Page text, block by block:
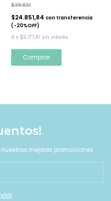
$38.831
$24.851,84 con transferencia
(-20%OFF)
6 x $5.177,47 sin interés
mejores promociones